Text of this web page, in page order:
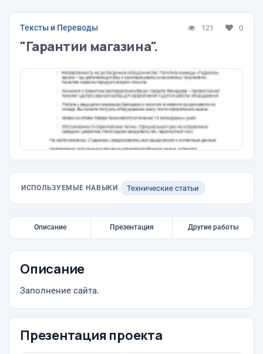
Тексты и Переводы 121 0
"Гарантии магазина".
ИСПОЛЬЗУЕМЫЕ НАВЫКИ Технические статьи
Описание Презентация Другие работы
Описание
Заполнение сайта.
Презентация проекта